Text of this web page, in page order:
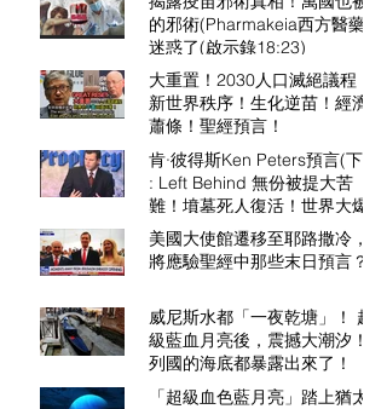
的邪術(Pharmakeia西方醫藥)
迷惑了(啟示錄18:23)
大重置！2030人口滅絕議程！
新世界秩序！生化逆苗！經濟大
蕭條！聖經預言！
肯·彼得斯Ken Peters預言(下集)
: Left Behind 無份被提大苦
難！墳墓死人復活！世界大爆
炸！全球絕望沮喪！電子設備全
關！敵基督！新世界霸權！信徒
大迫害！666獸印！殉道見主！
美國大使館遷移至耶路撒冷，即
將應驗聖經中那些末日預言？
威尼斯水都「一夜乾塘」！ 超
級藍血月亮後，震撼大潮汐！
列國的海底都暴露出來了！
「超級血色藍月亮」踏上猶太節